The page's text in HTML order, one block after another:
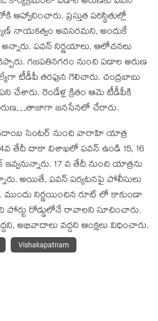
ఆహ్వానించారు. ప్రస్తుత పరిస్థితుల్లో
నాయకత్వం అవసరమని, అందుకే
పవన్ నిర్ణయాలు, ఆలోచనలు
గజపతినగరం నుంచి పడాల అరుణ
టీడీపీ తరఫున గెలిచారు. చంద్రబాబు
రెండేళ్ల క్రితం ఆమె టీడీపీకి
జనసేనలో చేరారు.
సెంటర్ నుంచి వారాహి యాత్ర
తేదీ దాకా విశాఖలో పవన్ ఉండి 15, 16
ఇవ్వనున్నారు. 17 వ తేదీ నుంచి యాత్రను
అయితే, పవన్ పర్యటనపై పోలీసులు
ముందు నిర్ణయించిన రూట్ లో కాకుండా
పోర్టు రోడ్డులోనే రావాలని సూచించారు.
అభివాదాలు వద్దని ఆంక్షలు విధించారు.
Vishakapatnam